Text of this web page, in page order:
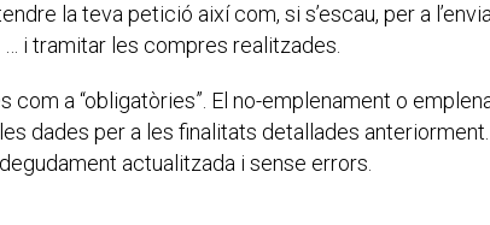
la teva petició així com, si s’escau, per a
… i tramitar les compres realitzades.
a “obligatòries”. El no-emplenament o
dades per a les finalitats detallades
actualitzada i sense errors.